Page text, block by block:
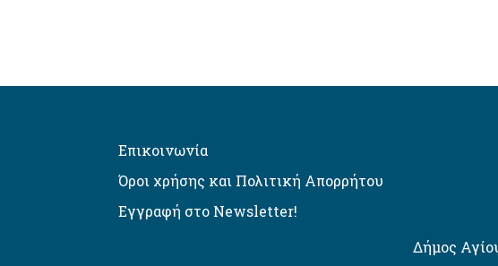
Επικοινωνία
Όροι χρήσης και Πολιτική Απορρήτου
Εγγραφή στο Newsletter!
Δήμος